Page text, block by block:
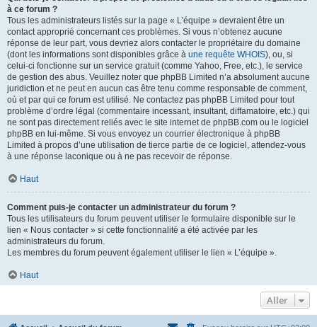
à ce forum ?
Tous les administrateurs listés sur la page « L’équipe » devraient être un
contact approprié concernant ces problèmes. Si vous n’obtenez aucune
réponse de leur part, vous devriez alors contacter le propriétaire du domaine
(dont les informations sont disponibles grâce à une requête WHOIS), ou, si
celui-ci fonctionne sur un service gratuit (comme Yahoo, Free, etc.), le service
de gestion des abus. Veuillez noter que phpBB Limited n’a absolument aucune
juridiction et ne peut en aucun cas être tenu comme responsable de comment,
où et par qui ce forum est utilisé. Ne contactez pas phpBB Limited pour tout
problème d’ordre légal (commentaire incessant, insultant, diffamatoire, etc.) qui
ne sont pas directement reliés avec le site internet de phpBB.com ou le logiciel
phpBB en lui-même. Si vous envoyez un courrier électronique à phpBB
Limited à propos d’une utilisation de tierce partie de ce logiciel, attendez-vous
à une réponse laconique ou à ne pas recevoir de réponse.
Haut
Comment puis-je contacter un administrateur du forum ?
Tous les utilisateurs du forum peuvent utiliser le formulaire disponible sur le
lien « Nous contacter » si cette fonctionnalité a été activée par les
administrateurs du forum.
Les membres du forum peuvent également utiliser le lien « L’équipe ».
Haut
Aller